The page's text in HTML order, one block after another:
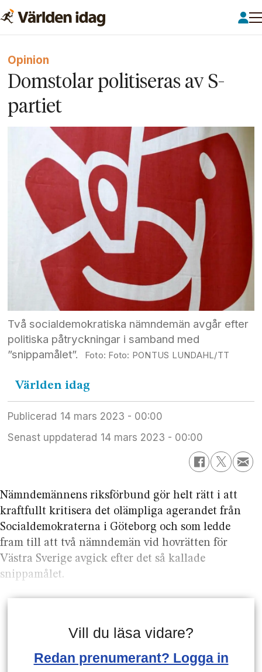
Opinion
Domstolar politiseras av S-
partiet
Två socialdemokratiska nämndemän avgår efter
politiska påtryckningar i samband med
”snippamålet”.
Foto: PONTUS LUNDAHL/TT
Världen idag
Publicerad
14 mars 2023 - 00:00
Senast uppdaterad
14 mars 2023 - 00:00
Nämndemännens riks­förbund gör helt rätt i att
kraftfullt kritisera det olämpliga agerandet från
Socialdemokraterna i Göteborg och som ledde
fram till att två nämndemän vid hovrätten för
Västra Sverige avgick efter det så kallade
snippamålet.
Vill du läsa vidare?
Redan prenumerant? Logga in